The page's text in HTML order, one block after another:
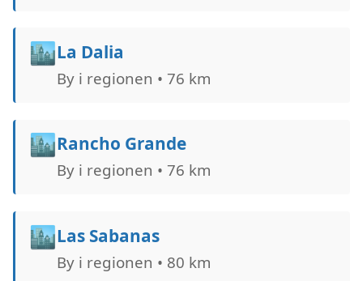
🏙️La Dalia
By i regionen • 76 km
🏙️Rancho Grande
By i regionen • 76 km
🏙️Las Sabanas
By i regionen • 80 km